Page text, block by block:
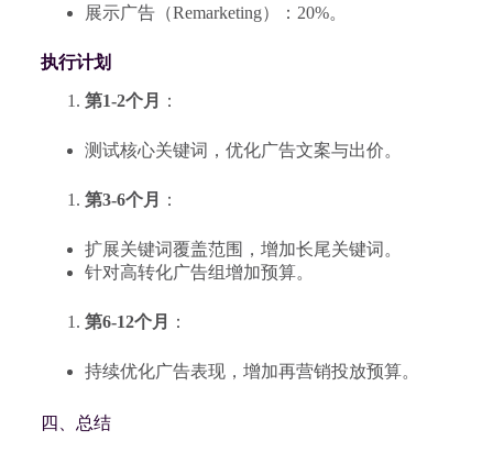
展示广告（Remarketing）：20%。
执行计划
第1-2个月 ：
测试核心关键词，优化广告文案与出价。
第3-6个月 ：
扩展关键词覆盖范围，增加长尾关键词。
针对高转化广告组增加预算。
第6-12个月 ：
持续优化广告表现，增加再营销投放预算。
四、总结